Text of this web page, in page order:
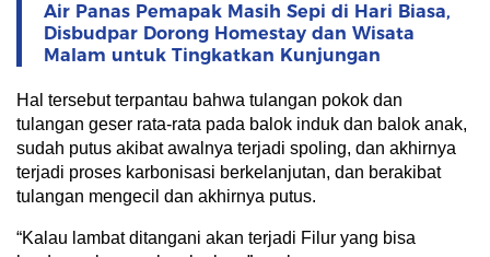
Air Panas Pemapak Masih Sepi di Hari Biasa,
Disbudpar Dorong Homestay dan Wisata
Malam untuk Tingkatkan Kunjungan
Hal tersebut terpantau bahwa tulangan pokok dan
tulangan geser rata-rata pada balok induk dan balok anak,
sudah putus akibat awalnya terjadi spoling, dan akhirnya
terjadi proses karbonisasi berkelanjutan, dan berakibat
tulangan mengecil dan akhirnya putus.
“Kalau lambat ditangani akan terjadi Filur yang bisa